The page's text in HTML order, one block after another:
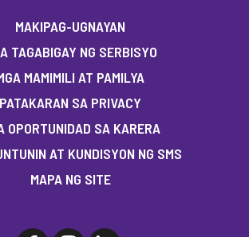
MAKIPAG-UGNAYAN
TAGABIGAY NG SERBISYO
MAMIMILI AT PAMILYA
PATAKARAN SA PRIVACY
OPORTUNIDAD SA KARERA
AT KUNDISYON NG SMS
MAPA NG SITE